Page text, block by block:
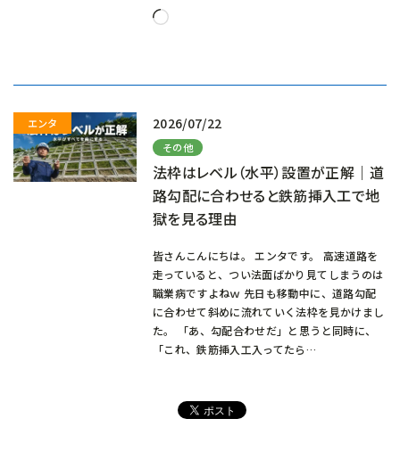
読
2026/07/22
その他
法枠はレベル（水平）設置が正解｜道
路勾配に合わせると鉄筋挿入工で地
獄を見る理由
皆さんこんにちは。 エンタです。 高速道路を
走っていると、つい法面ばかり見てしまうのは
職業病ですよねｗ 先日も移動中に、道路勾配
に合わせて斜めに流れていく法枠を見かけまし
た。 「あ、勾配合わせだ」と思うと同時に、
「これ、鉄筋挿入工入ってたら…